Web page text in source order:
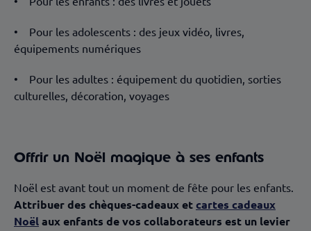
• Pour les adolescents : des jeux vidéo, livres,
équipements numériques
• Pour les adultes : équipement du quotidien, sorties
culturelles, décoration, voyages
Offrir un Noël magique à ses enfants
Noël est avant tout un moment de fête pour les enfants.
Attribuer des chèques-cadeaux et cartes cadeaux
Noël aux enfants de vos collaborateurs est un levier